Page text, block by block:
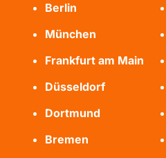
Berlin
München
Frankfurt am Main
Düsseldorf
Dortmund
Bremen